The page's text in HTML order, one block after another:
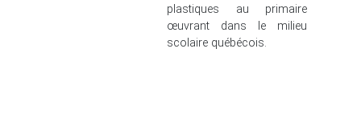
plastiques au primaire
œuvrant dans le milieu
scolaire québécois.